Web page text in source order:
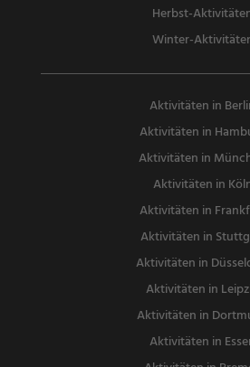
Herbst-
Winter-
Aktivitäten in
Aktivitäten in
Aktivitäten in
Aktivitäten in
Aktivitäten in
Aktivitäten in
Aktivitäten in
Aktivitäten in
Aktivitäten in
Aktivitäten in